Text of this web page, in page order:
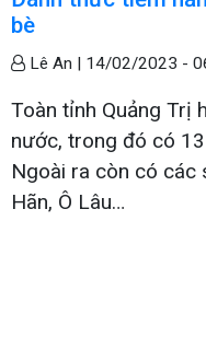
bè
Lê An | 14/02/2023 -
Toàn tỉnh Quảng Trị
nước, trong đó có
Ngoài ra còn có các
Hãn, Ô Lâu…